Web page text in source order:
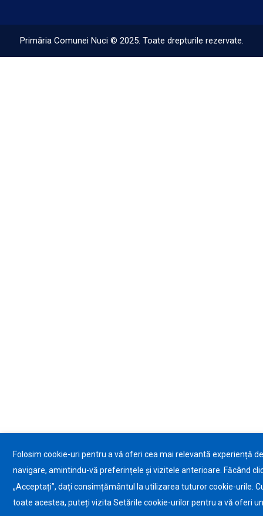
Primăria Comunei Nuci © 2025. Toate drepturile rezervate.
Folosim cookie-uri pentru a vă oferi cea mai relevantă experiență de
navigare, amintindu-vă preferințele și vizitele anterioare. Făcând
„Acceptați”, dați consimțământul la utilizarea tuturor cookie-urile.
toate acestea, puteți vizita Setările cookie-urilor pentru a vă oferi un